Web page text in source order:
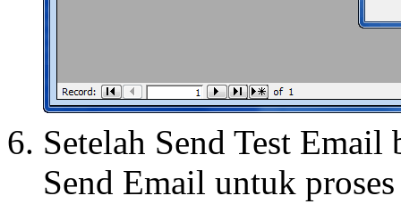
Setelah Send Test
Send Email untuk